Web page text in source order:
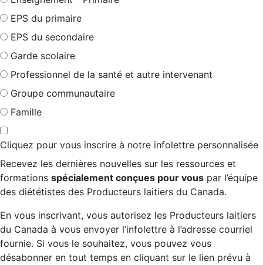
EPS du primaire
EPS du secondaire
Garde scolaire
Professionnel de la santé et autre intervenant
Groupe communautaire
Famille
Cliquez pour vous inscrire à notre infolettre personnalisée
Recevez les dernières nouvelles sur les ressources et
formations spécialement conçues pour vous par l’équipe
des diététistes des Producteurs laitiers du Canada.
En vous inscrivant, vous autorisez les Producteurs laitiers
du Canada à vous envoyer l’infolettre à l’adresse courriel
fournie. Si vous le souhaitez, vous pouvez vous
désabonner en tout temps en cliquant sur le lien prévu à